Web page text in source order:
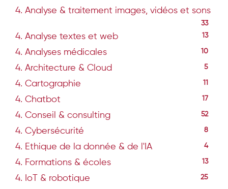
4. Analyse & traitement images, vidéos et sons
33
4. Analyse textes et web 13
4. Analyses médicales 10
4. Architecture & Cloud 5
4. Cartographie
4. Chatbot 17
4. Conseil & consulting 52
4. Cybersécurité 8
4. Ethique de la donnée & de l'IA 4
4. Formations & écoles 13
4. IoT & robotique 25